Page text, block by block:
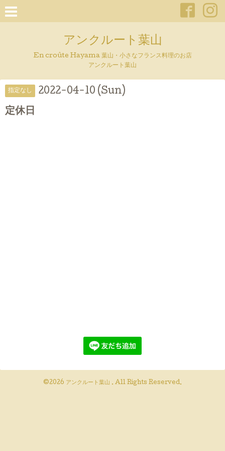
アンクルート葉山
En croûte Hayama 葉山・小さなフランス料理のお店
アンクルート葉山
指定なし 2022-04-10 (Sun)
定休日
©2026 アンクルート葉山 . All Rights Reserved.